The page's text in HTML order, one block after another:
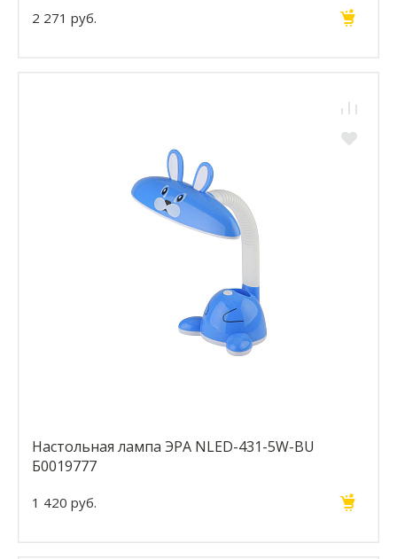
2 271 руб.
Настольная лампа ЭРА NLED-431-5W-BU
Б0019777
1 420 руб.